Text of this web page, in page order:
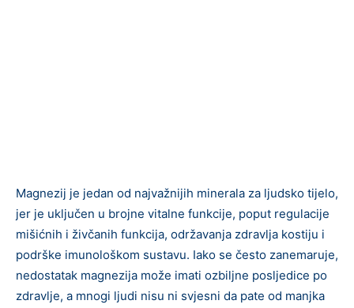
Magnezij je jedan od najvažnijih minerala za ljudsko tijelo,
jer je uključen u brojne vitalne funkcije, poput regulacije
mišićnih i živčanih funkcija, održavanja zdravlja kostiju i
podrške imunološkom sustavu. Iako se često zanemaruje,
nedostatak magnezija može imati ozbiljne posljedice po
zdravlje, a mnogi ljudi nisu ni svjesni da pate od manjka